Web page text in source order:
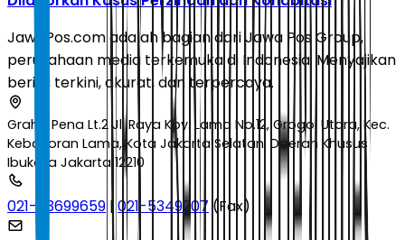
JawaPos.com adalah bagian dari Jawa Pos Group,
perusahaan media terkemuka di Indonesia. Menyajikan
berita terkini, akurat, dan terpercaya.
Graha Pena Lt.2 Jl. Raya Kby. Lama No.12, Grogol Utara, Kec.
Kebayoran Lama, Kota Jakarta Selatan, Daerah Khusus
Ibukota Jakarta 12210
021-53699659 | 021-5349207 (Fax)